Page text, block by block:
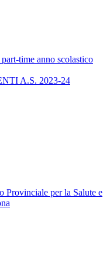
time anno scolastico
A.S. 2023-24
Provinciale per la Salute e